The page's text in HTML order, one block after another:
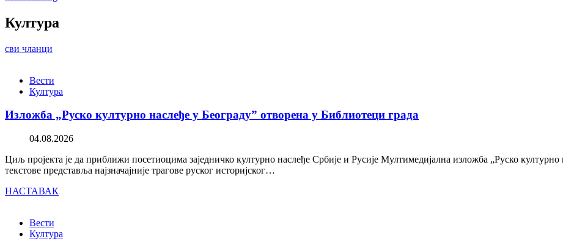
Култура
сви чланци
Вести
Култура
Изложба „Руско културно наслеђе у Београду” отворена у Библиотеци града
04.08.2026
Циљ пројекта је да приближи посетиоцима заједничко културно наслеђе Србије и Русије Мултимедијална изложба „Руско културно
текстове представља најзначајније трагове руског историјског…
НАСТАВАК
Вести
Култура